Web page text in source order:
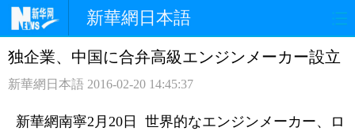
新華網日本語
ホームページ 政治 経済
独企業、中国に合弁高級エンジンメーカー設立
新華網日本語 2016-02-20 14:45:37
新華網南寧2月20日 世界的なエンジンメーカー、ロ